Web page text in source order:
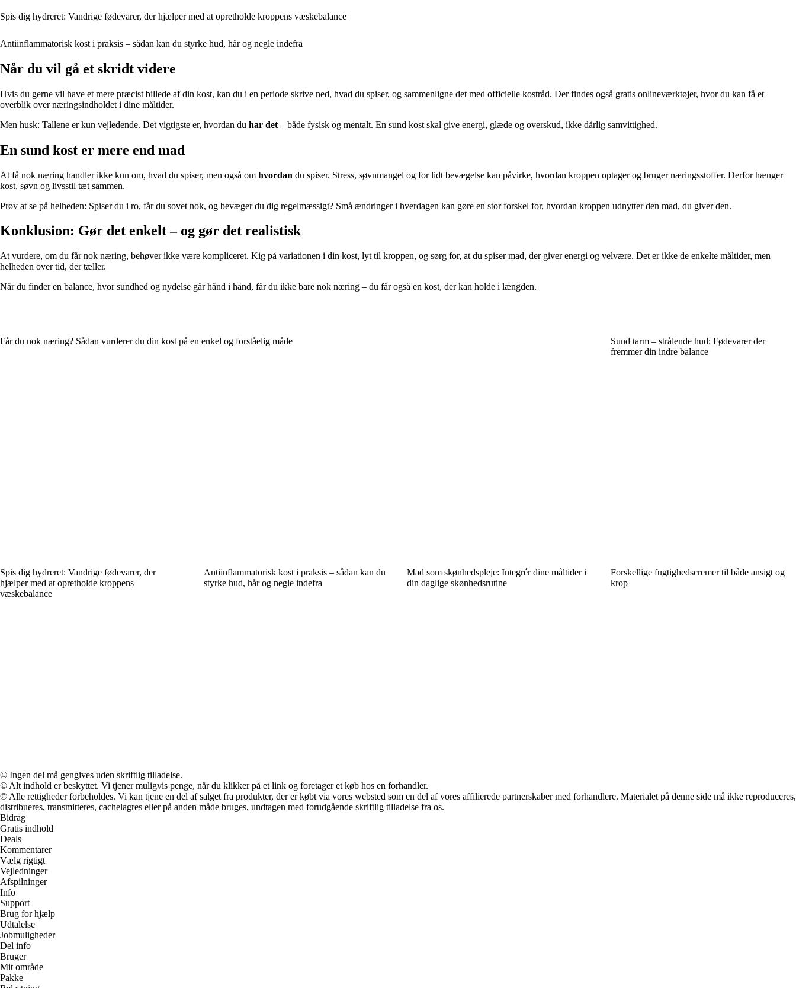
Spis dig hydreret: Vandrige fødevarer, der hjælper med at opretholde kroppens væskebalance
Antiinflammatorisk kost i praksis – sådan kan du styrke hud, hår og negle indefra
Når du vil gå et skridt videre
Hvis du gerne vil have et mere præcist billede af din kost, kan du i en periode skrive ned, hvad du spiser, og sammenligne det med officielle kostråd. Der findes også gratis onlineværktøjer, hvor du kan få et
overblik over næringsindholdet i dine måltider.
Men husk: Tallene er kun vejledende. Det vigtigste er, hvordan du har det – både fysisk og mentalt. En sund kost skal give energi, glæde og overskud, ikke dårlig samvittighed.
En sund kost er mere end mad
At få nok næring handler ikke kun om, hvad du spiser, men også om hvordan du spiser. Stress, søvnmangel og for lidt bevægelse kan påvirke, hvordan kroppen optager og bruger næringsstoffer. Derfor hænger
kost, søvn og livsstil tæt sammen.
Prøv at se på helheden: Spiser du i ro, får du sovet nok, og bevæger du dig regelmæssigt? Små ændringer i hverdagen kan gøre en stor forskel for, hvordan kroppen udnytter den mad, du giver den.
Konklusion: Gør det enkelt – og gør det realistisk
At vurdere, om du får nok næring, behøver ikke være kompliceret. Kig på variationen i din kost, lyt til kroppen, og sørg for, at du spiser mad, der giver energi og velvære. Det er ikke de enkelte måltider, men
helheden over tid, der tæller.
Når du finder en balance, hvor sundhed og nydelse går hånd i hånd, får du ikke bare nok næring – du får også en kost, der kan holde i længden.
Får du nok næring? Sådan vurderer du din kost på en enkel og forståelig måde
Sund tarm – strålende hud: Fødevarer der
fremmer din indre balance
Spis dig hydreret: Vandrige fødevarer, der
hjælper med at opretholde kroppens
væskebalance
Antiinflammatorisk kost i praksis – sådan kan du
styrke hud, hår og negle indefra
Mad som skønhedspleje: Integrér dine måltider i
din daglige skønhedsrutine
Forskellige fugtighedscremer til både ansigt og
krop
© Ingen del må gengives uden skriftlig tilladelse.
© Alt indhold er beskyttet. Vi tjener muligvis penge, når du klikker på et link og foretager et køb hos en forhandler.
© Alle rettigheder forbeholdes. Vi kan tjene en del af salget fra produkter, der er købt via vores websted som en del af vores affilierede partnerskaber med forhandlere. Materialet på denne side må ikke reproduceres,
distribueres, transmitteres, cachelagres eller på anden måde bruges, undtagen med forudgående skriftlig tilladelse fra os.
Bidrag
Gratis indhold
Deals
Kommentarer
Vælg rigtigt
Vejledninger
Afspilninger
Info
Support
Brug for hjælp
Udtalelse
Jobmuligheder
Del info
Bruger
Mit område
Pakke